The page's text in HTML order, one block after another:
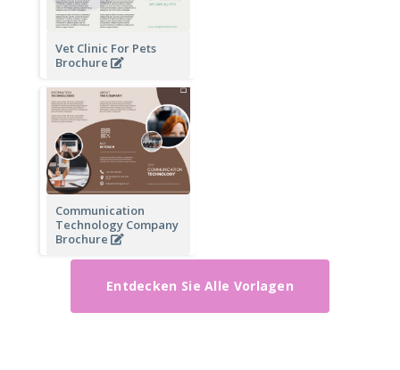
Vet Clinic For Pets
Brochure
Communication
Technology Company
Brochure
Entdecken Sie Alle Vorlagen